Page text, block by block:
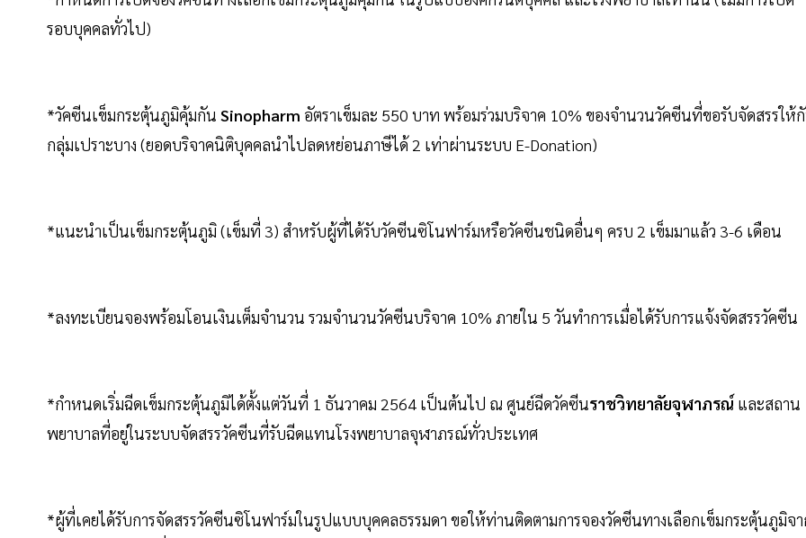
รอบบุคคลทั่วไป)
*วัคซีนเข็มกระตุ้นภูมิคุ้มกัน Sinopharm อัตราเข็มละ 550 บาท พร้อมร่วมบริจาค 10% ของจำนวนวัคซีนที่ขอรับจัดสรรให้
กลุ่มเปราะบาง (ยอดบริจาคนิติบุคคลนำไปลดหย่อนภาษีได้ 2 เท่าผ่านระบบ E-Donation)
*แนะนำเป็นเข็มกระตุ้นภูมิ (เข็มที่ 3) สำหรับผู้ที่ได้รับวัคซีนซิโนฟาร์มหรือวัคซีนชนิดอื่นๆ ครบ 2 เข็มมาแล้ว 3-6 เดือน
*ลงทะเบียนจองพร้อมโอนเงินเต็มจำนวน รวมจำนวนวัคซีนบริจาค 10% ภายใน 5 วันทำการเมื่อได้รับการแจ้งจัดสรรวัคซีน
*กำหนดเริ่มฉีดเข็มกระตุ้นภูมิได้ตั้งแต่วันที่ 1 ธันวาคม 2564 เป็นต้นไป ณ ศูนย์ฉีดวัคซีนราชวิทยาลัยจุฬาภรณ์ และสถาน
พยาบาลที่อยู่ในระบบจัดสรรวัคซีนที่รับฉีดแทนโรงพยาบาลจุฬาภรณ์ทั่วประเทศ
*ผู้ที่เคยได้รับการจัดสรรวัคซีนซิโนฟาร์มในรูปแบบบุคคลธรรมดา ขอให้ท่านติดตามการจองวัคซีนทางเลือกเข็มกระตุ้นภูมิจ